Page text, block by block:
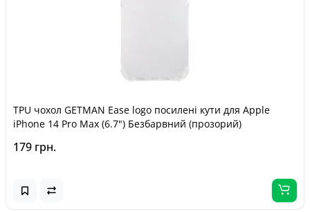
TPU чохол GETMAN Ease logo посилені кути для Apple
iPhone 14 Pro Max (6.7") Безбарвний (прозорий)
179 грн.